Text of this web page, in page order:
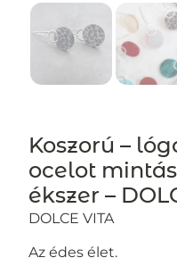
Koszorú –
ocelot
ékszer –
DOLCE VITA
Az édes élet.